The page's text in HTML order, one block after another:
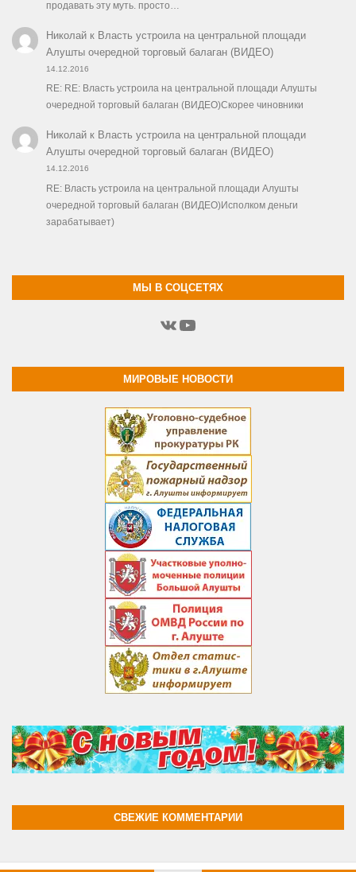
продавать эту муть. просто…
Николайк Власть устроила на центральной площади
Алушты очередной торговый балаган (ВИДЕО)
14.12.2016
RE: RE: Власть устроила на центральной площади Алушты
очередной торговый балаган (ВИДЕО)Скорее чиновники
Николайк Власть устроила на центральной площади
Алушты очередной торговый балаган (ВИДЕО)
14.12.2016
RE: Власть устроила на центральной площади Алушты
очередной торговый балаган (ВИДЕО)Исполком деньги
зарабатывает)
МЫ В СОЦСЕТЯХ
ВКонтакте
YouTube
МИРОВЫЕ НОВОСТИ
СВЕЖИЕ КОММЕНТАРИИ